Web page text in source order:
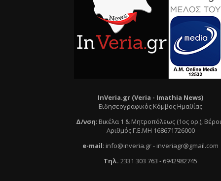
InVeria.gr (Veria - Ιmathia News)
Ειδησεογραφικός Κόμβος Ημαθίας
Δ/νση: Βικέλα 1 & Μητροπόλεως (1ος ορ.),
Αριθμός Γ.Ε.ΜΗ 168671726000
e-mail: info@inveria.gr- inveriagr@gmail.com
Τηλ. 2331 303 763 - 6942982745